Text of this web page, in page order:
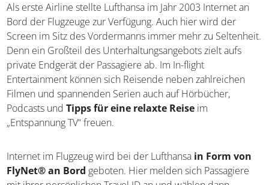
Als erste Airline stellte Lufthansa im Jahr 2003 Internet an
Bord der Flugzeuge zur Verfügung. Auch hier wird der
Screen im Sitz des Vordermanns immer mehr zu Seltenheit.
Denn ein Großteil des Unterhaltungsangebots zielt aufs
private Endgerät der Passagiere ab. Im In-flight
Entertainment können sich Reisende neben zahlreichen
Filmen und spannenden Serien auch auf Hörbücher,
Podcasts undTipps für eine relaxte Reise im
„Entspannung TV“ freuen.
Internet im Flugzeug wird bei der Lufthansa in Form von
FlyNet® an Bord geboten. Hier melden sich Passagiere